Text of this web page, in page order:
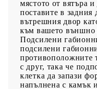
мястото от вятъра
поставите в
вътрешния двор
към вашето външно
Подсилени
подсилени
противоположните
с друг, така че
клетка да запази
напълнена с камък